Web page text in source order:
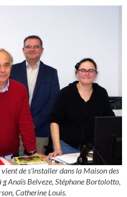
de s'installer dans la Maison des
g Anaïs Belveze, Stéphane Bortolotto,
Catherine Louis.